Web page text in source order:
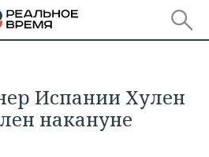
Испании Хулен
накануне